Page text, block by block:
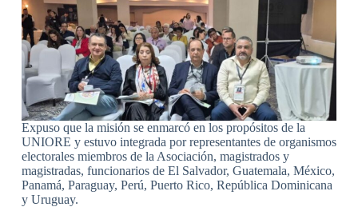
Expuso que la misión se enmarcó en los propósitos de la
UNIORE y estuvo integrada por representantes de organismos
electorales miembros de la Asociación, magistrados y
magistradas, funcionarios de El Salvador, Guatemala, México,
Panamá, Paraguay, Perú, Puerto Rico, República Dominicana
y Uruguay.